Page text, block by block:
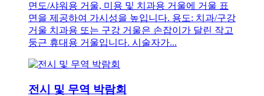
면도/샤워용 거울, 미용 및 치과용 거울에 거울 표
면을 제공하여 가시성을 높입니다. 용도: 치과/구강
거울 치과용 또는 구강 거울은 손잡이가 달린 작고
둥근 휴대용 거울입니다. 시술자가...
전시 및 무역 박람회